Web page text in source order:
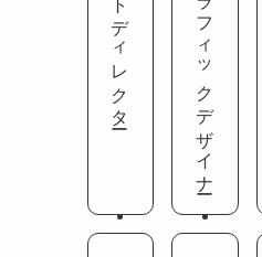
アートディレクター グラフィックデザイナー